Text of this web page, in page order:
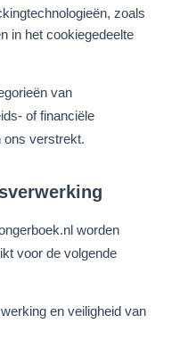
zoals
in het cookiegedeelte
van
of financiële
ons verstrekt.
worden
voor de volgende
en veiligheid van